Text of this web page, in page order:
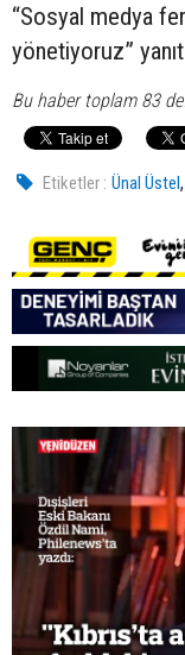
“Sosyal medya
yönetiyoruz”
Bu haber toplam 83
Etiketler : Ünal Üstel